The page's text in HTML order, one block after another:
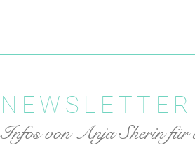
NEWSLETTER
Infosvon Anja Sherin für